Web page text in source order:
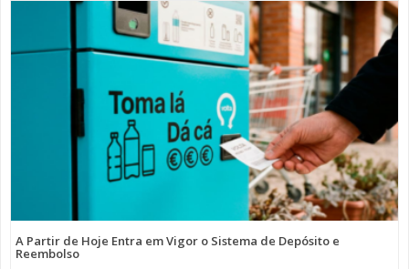
A Partir de Hoje Entra em Vigor o Sistema de Depósito e
Reembolso